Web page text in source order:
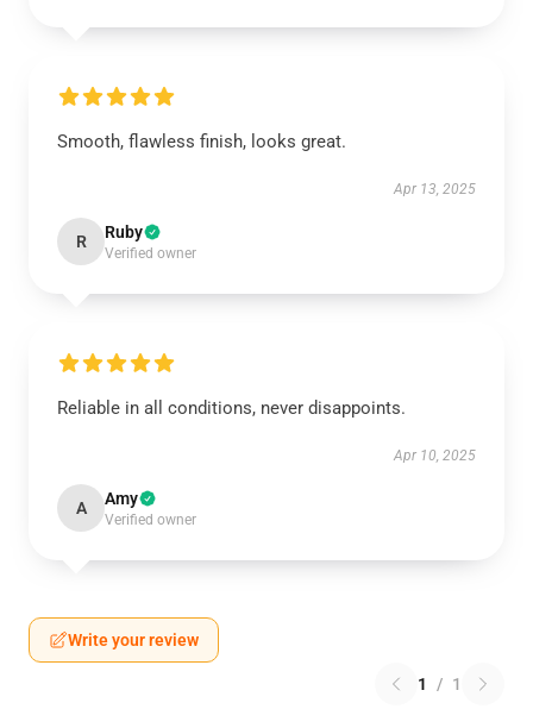
Smooth, flawless finish, looks great.
Apr 13, 2025
R Ruby
Verified owner
Reliable in all conditions, never disappoints.
Apr 10, 2025
A Amy
Verified owner
Write your review
1 / 1